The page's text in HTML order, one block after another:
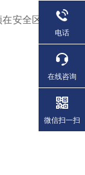
安全区
电话
在线咨询
微信扫一扫